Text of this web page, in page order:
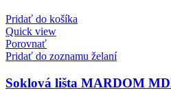
Pridať do košíka
Quick view
Porovnať
Pridať do zoznamu želaní
Soklová lišta MARDOM